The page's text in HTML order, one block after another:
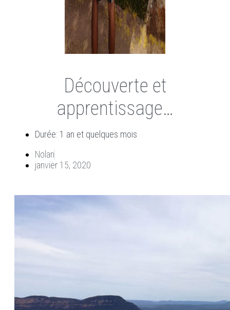
Découverte et
apprentissage…
Durée: 1 an et quelques mois
Nolan
janvier 15, 2020